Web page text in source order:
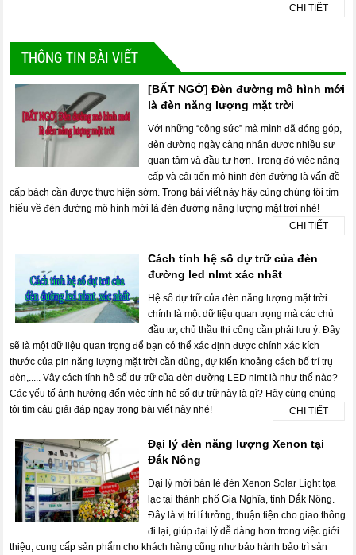
CHI TIẾT
THÔNG TIN BÀI VIẾT
[BẤT NGỜ] Đèn đường mô hình mới
là đèn năng lượng mặt trời
Với những “công sức” mà mình đã đóng góp,
đèn đường ngày càng nhận được nhiều sự
quan tâm và đầu tư hơn. Trong đó việc nâng
cấp và cải tiến mô hình đèn đường là vấn đề
cấp bách cần được thực hiện sớm. Trong bài viết này hãy cùng chúng tôi tìm
hiểu về đèn đường mô hình mới là đèn đường năng lượng mặt trời nhé!
CHI TIẾT
Cách tính hệ số dự trữ của đèn
đường led nlmt xác nhất
Hệ số dự trữ của đèn năng lượng mặt trời
chính là một dữ liệu quan trọng mà các chủ
đầu tư, chủ thầu thi công cần phải lưu ý. Đây
sẽ là một dữ liệu quan trọng để bạn có thể xác định được chính xác kích
thước của pin năng lượng mặt trời cần dùng, dự kiến khoảng cách bố trí trụ
đèn,..... Vậy cách tính hệ số dự trữ của đèn đường LED nlmt là như thế nào?
Các yếu tố ảnh hưởng đến việc tính hệ số dự trữ này là gì? Hãy cùng chúng
tôi tìm câu giải đáp ngay trong bài viết này nhé!
CHI TIẾT
Đại lý đèn năng lượng Xenon tại
Đắk Nông
Đại lý mới bán lẻ đèn Xenon Solar Light tọa
lạc tại thành phố Gia Nghĩa, tỉnh Đắk Nông.
Đây là vị trí lí tưởng, thuận tiện cho giao thông
đi lại, giúp đại lý dễ dàng hơn trong việc giới
thiệu, cung cấp sản phẩm cho khách hàng cũng như bảo hành bảo trì sản